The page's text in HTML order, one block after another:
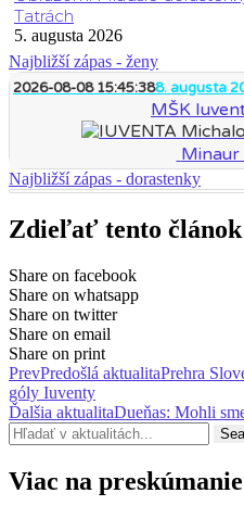
Tatrách
5. augusta 2026
Najbližší zápas - ženy
2026-08-08 15:45:388. augusta
MŠK
Minaur
Najbližší zápas - dorastenky
Zdieľať tento článok
Share on facebook
Share on whatsapp
Share on twitter
Share on email
Share on print
PrevPredošlá aktualitaPrehra
góly Iuventy
Ďalšia aktualitaDueňas: Mohli
Viac na preskúmanie